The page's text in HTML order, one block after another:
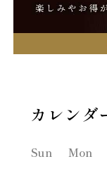
Sun Mon